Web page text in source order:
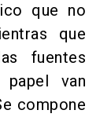
que no
que
fuentes
van
compone